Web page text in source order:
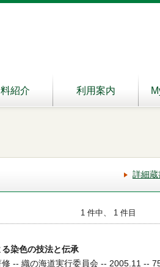
紹介 利用案内
詳細
1 件中、 1 件目
染色の技法と伝承
修 -- 織の海道実行委員会 -- 2005.11 --